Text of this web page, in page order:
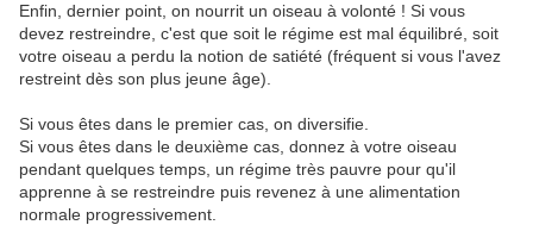
Enfin, dernier point, on nourrit un oiseau à volonté ! Si vous
devez restreindre, c'est que soit le régime est mal équilibré, soit
votre oiseau a perdu la notion de satiété (fréquent si vous l'avez
restreint dès son plus jeune âge).
Si vous êtes dans le premier cas, on diversifie.
Si vous êtes dans le deuxième cas, donnez à votre oiseau
pendant quelques temps, un régime très pauvre pour qu'il
apprenne à se restreindre puis revenez à une alimentation
normale progressivement.